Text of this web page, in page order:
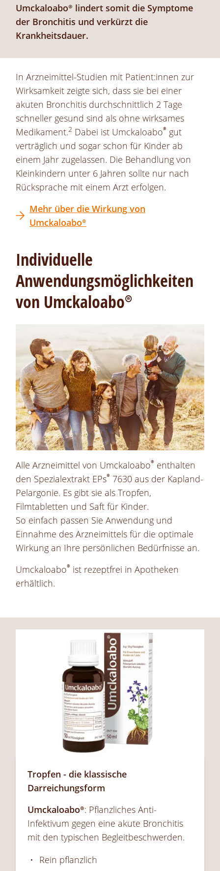
Umckaloabo® lindert somit die Symptome
der Bronchitis und verkürzt die
Krankheitsdauer.
In Arzneimittel-Studien mit Patient:innen zur
Wirksamkeit zeigte sich, dass sie bei einer
akuten Bronchitis durchschnittlich 2 Tage
schneller gesund sind als ohne wirksames
Medikament.2 Dabei ist Umckaloabo® gut
verträglich und sogar schon für Kinder ab
einem Jahr zugelassen. Die Behandlung von
Kleinkindern unter 6 Jahren sollte nur nach
Rücksprache mit einem Arzt erfolgen.
Mehr über die Wirkung von
Umckaloabo®
Individuelle
Anwendungsmöglichkeiten
von Umckaloabo®
Alle Arzneimittel von Umckaloabo® enthalten
den Spezialextrakt EPs® 7630 aus der Kapland-
Pelargonie. Es gibt sie als Tropfen,
Filmtabletten und Saft für Kinder.
So einfach passen Sie Anwendung und
Einnahme des Arzneimittels für die optimale
Wirkung an Ihre persönlichen Bedürfnisse an.
Umckaloabo® ist rezeptfrei in Apotheken
erhältlich.
Tropfen - die klassische
Darreichungsform
Umckaloabo®: Pflanzliches Anti-
Infektivum gegen eine akute Bronchitis
mit den typischen Begleitbeschwerden.
Rein pflanzlich